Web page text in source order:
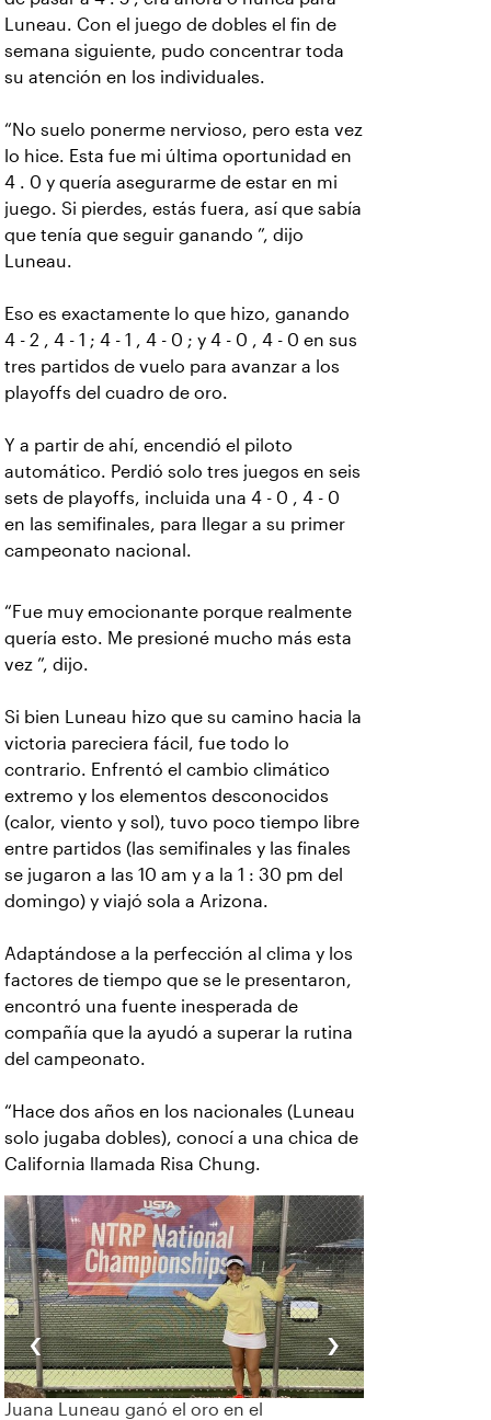
Luneau. Con el juego de dobles el fin de
semana siguiente, pudo concentrar toda
su atención en los individuales.
“No suelo ponerme nervioso, pero esta vez
lo hice. Esta fue mi última oportunidad en
4 . 0 y quería asegurarme de estar en mi
juego. Si pierdes, estás fuera, así que sabía
que tenía que seguir ganando ”, dijo
Luneau.
Eso es exactamente lo que hizo, ganando
4 - 2 , 4 - 1 ; 4 - 1 , 4 - 0 ; y 4 - 0 , 4 - 0 en sus
tres partidos de vuelo para avanzar a los
playoffs del cuadro de oro.
Y a partir de ahí, encendió el piloto
automático. Perdió solo tres juegos en seis
sets de playoffs, incluida una 4 - 0 , 4 - 0
en las semifinales, para llegar a su primer
campeonato nacional.
“Fue muy emocionante porque realmente
quería esto. Me presioné mucho más esta
vez ”, dijo.
Si bien Luneau hizo que su camino hacia la
victoria pareciera fácil, fue todo lo
contrario. Enfrentó el cambio climático
extremo y los elementos desconocidos
(calor, viento y sol), tuvo poco tiempo libre
entre partidos (las semifinales y las finales
se jugaron a las 10 am y a la 1 : 30 pm del
domingo) y viajó sola a Arizona.
Adaptándose a la perfección al clima y los
factores de tiempo que se le presentaron,
encontró una fuente inesperada de
compañía que la ayudó a superar la rutina
del campeonato.
“Hace dos años en los nacionales (Luneau
solo jugaba dobles), conocí a una chica de
California llamada Risa Chung.
‹
Juana Luneau ganó el oro en el
›